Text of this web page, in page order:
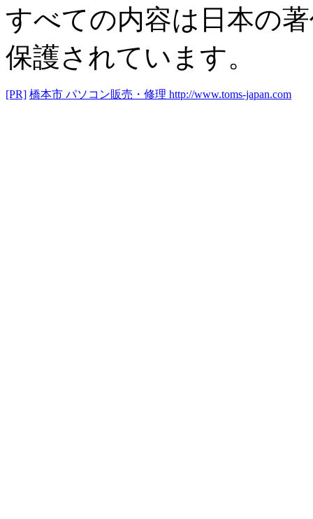
すべての内容は日本の
保護されています。
[PR] 橋本市 パソコン販売・修理 http://www.toms-japan.com